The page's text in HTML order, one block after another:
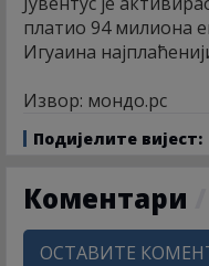
платио 94 милиона
Игуаина
Извор: мондо.рс
Подијелите вијест:
Коментари
ОСТАВИТЕ